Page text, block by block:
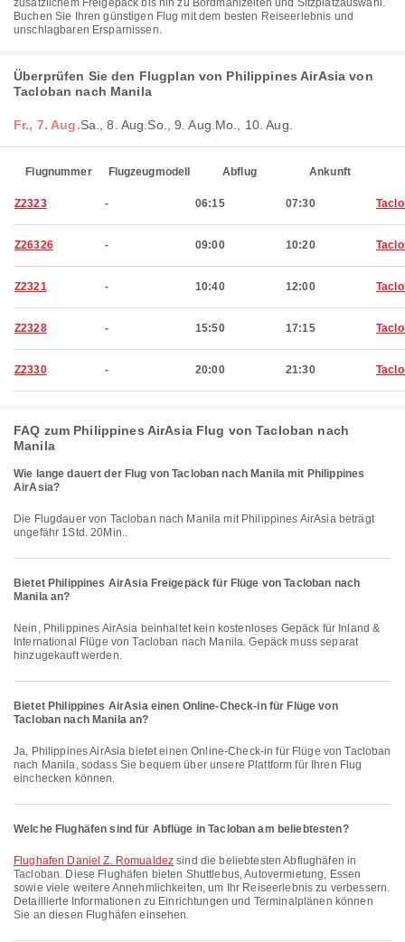
zusätzlichem Freigepäck bis hin zu Bordmahlzeiten und Sitzplatzauswahl.
Buchen Sie Ihren günstigen Flug mit dem besten Reiseerlebnis und
unschlagbaren Ersparnissen.
Überprüfen Sie den Flugplan von Philippines AirAsia von
Tacloban nach Manila
Fr., 7. Aug.Sa., 8. Aug. So., 9. Aug. Mo., 10. Aug.
Flugnummer Flugzeugmodell Abflug Ankunft
Z2323 - 06:15 07:30
Z26326 - 09:00 10:20
Z2321 - 10:40 12:00
Z2328 - 15:50 17:15
Z2330 - 20:00 21:30
FAQ zum Philippines AirAsia Flug von Tacloban nach
Manila
Wie lange dauert der Flug von Tacloban nach Manila mit Philippines
AirAsia?
Die Flugdauer von Tacloban nach Manila mit Philippines AirAsia beträgt
ungefähr 1Std. 20Min..
Bietet Philippines AirAsia Freigepäck für Flüge von Tacloban nach
Manila an?
Nein, Philippines AirAsia beinhaltet kein kostenloses Gepäck für Inland &
International Flüge von Tacloban nach Manila. Gepäck muss separat
hinzugekauft werden.
Bietet Philippines AirAsia einen Online-Check-in für Flüge von
Tacloban nach Manila an?
Ja, Philippines AirAsia bietet einen Online-Check-in für Flüge von Tacloban
nach Manila, sodass Sie bequem über unsere Plattform für Ihren Flug
einchecken können.
Welche Flughäfen sind für Abflüge in Tacloban am beliebtesten?
Flughafen Daniel Z. Romualdez sind die beliebtesten Abflughäfen in
Tacloban. Diese Flughäfen bieten Shuttlebus, Autovermietung, Essen
sowie viele weitere Annehmlichkeiten, um Ihr Reiseerlebnis zu verbessern.
Detaillierte Informationen zu Einrichtungen und Terminalplänen können
Sie an diesen Flughäfen einsehen.